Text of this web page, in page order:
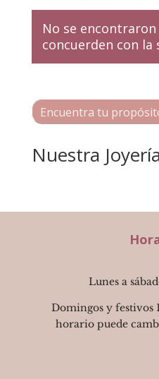
No se
concuerden con la
Nuestra
Lunes a
Domingos y festivos
horario puede